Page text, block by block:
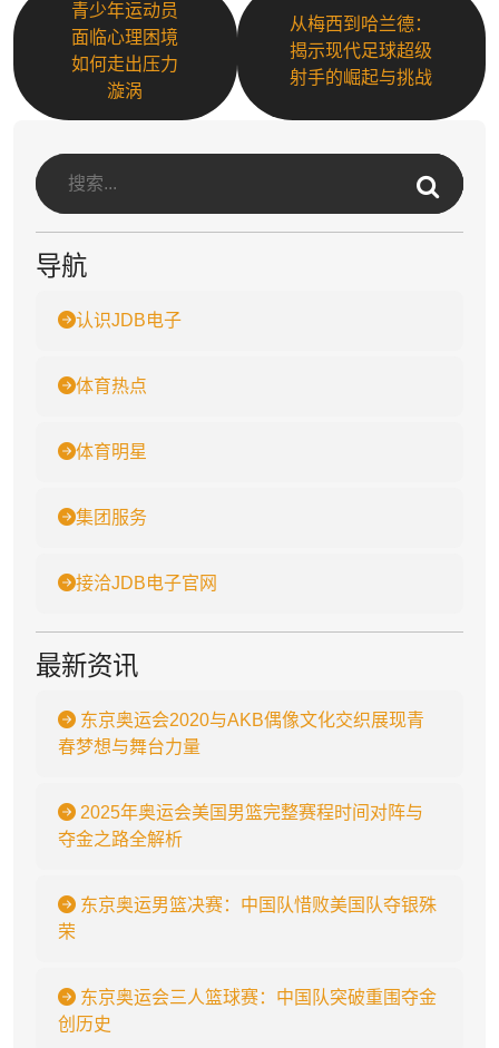
青少年运动员
面临心理困境
如何走出压力
漩涡
从梅西到哈兰德：
揭示现代足球超级
射手的崛起与挑战
导航
认识JDB电子
体育热点
体育明星
集团服务
接洽JDB电子官网
最新资讯
东京奥运会2020与AKB偶像文化交织展现青
春梦想与舞台力量
2025年奥运会美国男篮完整赛程时间对阵与
夺金之路全解析
东京奥运男篮决赛：中国队惜败美国队夺银殊
荣
东京奥运会三人篮球赛：中国队突破重围夺金
创历史